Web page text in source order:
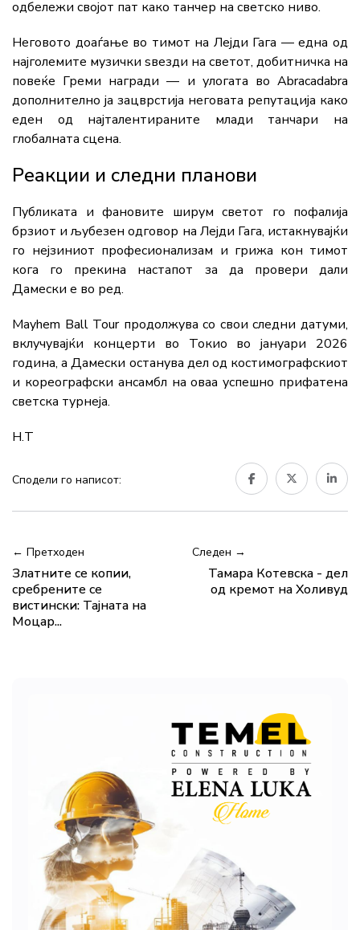
одбележи својот пат како танчер на светско ниво.
Неговото доаѓање во тимот на Лејди Гага — една од
најголемите музички ѕвезди на светот, добитничка на
повеќе Греми награди — и улогата во Abracadabra
дополнително ја зацврстија неговата репутација како
еден од најталентираните млади танчари на
глобалната сцена.
Реакции и следни планови
Публиката и фановите ширум светот го пофалија
брзиот и љубезен одговор на Лејди Гага, истакнувајќи
го нејзиниот професионализам и грижа кон тимот
кога го прекина настапот за да провери дали
Дамески е во ред.
Mayhem Ball Tour продолжува со свои следни датуми,
вклучувајќи концерти во Токио во јануари 2026
година, а Дамески останува дел од костимографскиот
и кореографски ансамбл на оваа успешно прифатена
светска турнеја.
Н.Т
Сподели го написот:
← Претходен
Златните се копии,
сребрените се
вистински: Тајната на
Моцар...
Следен →
Тамара Котевска - дел
од кремот на Холивуд